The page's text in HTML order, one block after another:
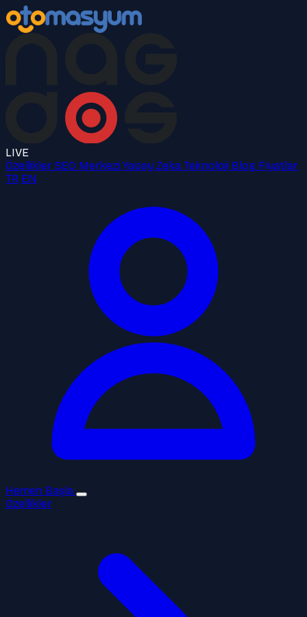
LIVE
Özellikler SEO Merkezi Yapay Zeka Teknoloji Blog Fiyatlar
TR EN
Hemen Başla
Özellikler